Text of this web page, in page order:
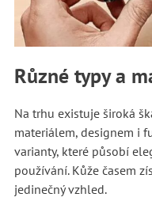
Různé typy a
Na trhu existuje široká
materiálem, designem i
varianty, které působí
používání. Kůže časem
jedinečný vzhled.